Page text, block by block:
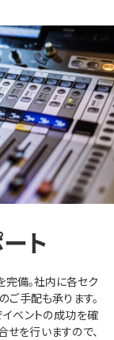
ト
完備。社内に各セク
ご手配も承ります。
ベントの成功を確
を行いますので、